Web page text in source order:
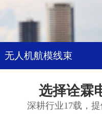
无人机航模线束
选择诠霖
深耕行业17载，